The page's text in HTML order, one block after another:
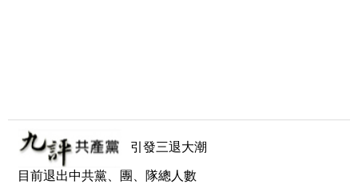
引發三退大潮
目前退出中共黨、團、隊總人數